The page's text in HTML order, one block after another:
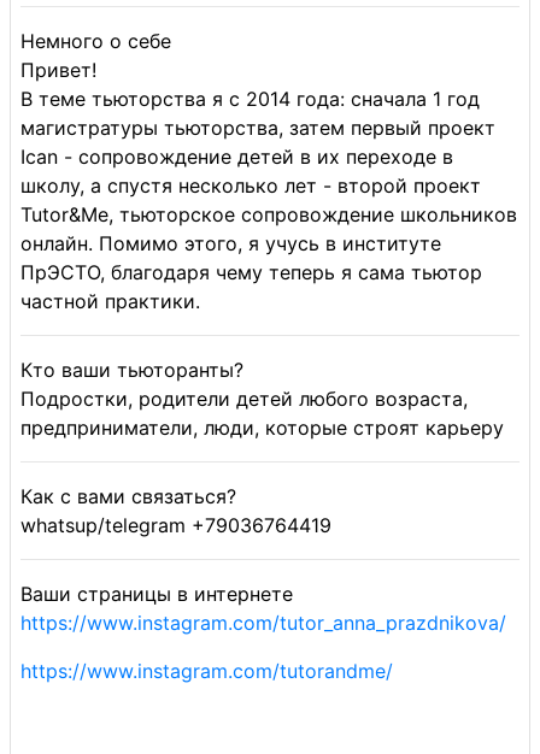
Немного о себе
Привет!
В теме тьюторства я с 2014 года: сначала 1 год
магистратуры тьюторства, затем первый проект
Ican - сопровождение детей в их переходе в
школу, а спустя несколько лет - второй проект
Tutor&Me, тьюторское сопровождение школьников
онлайн. Помимо этого, я учусь в институте
ПрЭСТО, благодаря чему теперь я сама тьютор
частной практики.
Кто ваши тьюторанты?
Подростки, родители детей любого возраста,
предприниматели, люди, которые строят карьеру
Как с вами связаться?
whatsup/telegram +79036764419
Ваши страницы в интернете
https://www.instagram.com/tutor_anna_prazdnikova/
https://www.instagram.com/tutorandme/